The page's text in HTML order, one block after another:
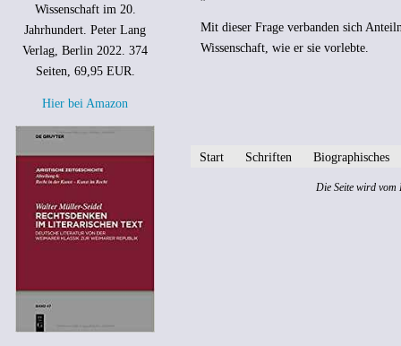
Wissenschaft im 20.
Jahrhundert. Peter Lang
Verlag, Berlin 2022. 374
Seiten, 69,95 EUR.
Hier bei Amazon
Mit dieser Frage verbanden sich
Wissenschaft, wie er sie vorlebte.
Start Schriften Biographisches
Die Seite wird